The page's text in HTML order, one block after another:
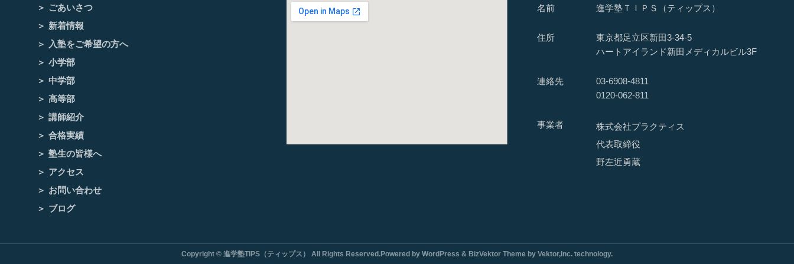
ごあいさつ
新着情報
入塾をご希望の方へ
小学部
中学部
高等部
講師紹介
合格実績
塾生の皆様へ
アクセス
お問い合わせ
ブログ
名前 進学塾ＴＩＰＳ（ティップス）
住所
東京都足立区新田3-34-5
ハートアイランド新田メディカルビル3F
連絡先
03-6908-4811
0120-062-811
事業者
株式会社プラクティス
代表取締役
野左近勇蔵
Copyright © 進学塾TIPS（ティップス） All Rights Reserved.Powered by WordPress & BizVektor Theme by Vektor,Inc. technology.